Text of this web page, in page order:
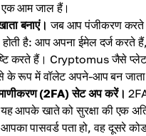
एक आम जाल हैं।
बनाएं। जब आप पंजीकरण करते
है: आप अपना ईमेल दर्ज करते
करते हैं। Cryptomus जैसे
के रूप में वॉलेट अपने-आप बन
(2FA) सेट अप करें।
आपके खाते को सुरक्षा की एक
पासवर्ड पता हो, वह दूसरे